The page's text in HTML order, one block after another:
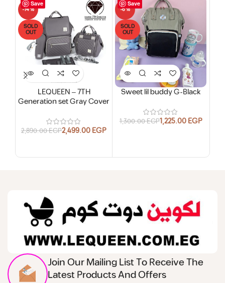
Save
-14%
SOLD
OUT
LEQUEEN – 7TH
Generation set Gray Cover
2,890.00EGP2,499.00EGP
Save
-6%
SOLD
OUT
Sweet lil buddy G-Black
1,300.00EGP1,225.00EGP
Join Our Mailing List To Receive The
Latest Products And Offers